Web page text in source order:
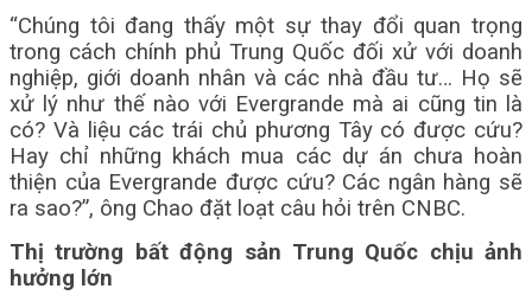
“Chúng tôi đang thấy một sự thay đổi quan trọng
trong cách chính phủ Trung Quốc đối xử với doanh
nghiệp, giới doanh nhân và các nhà đầu tư… Họ sẽ
xử lý như thế nào với Evergrande mà ai cũng tin là
có? Và liệu các trái chủ phương Tây có được cứu?
Hay chỉ những khách mua các dự án chưa hoàn
thiện của Evergrande được cứu? Các ngân hàng sẽ
ra sao?”, ông Chao đặt loạt câu hỏi trên CNBC.
Thị trường bất động sản Trung Quốc chịu ảnh
hưởng lớn